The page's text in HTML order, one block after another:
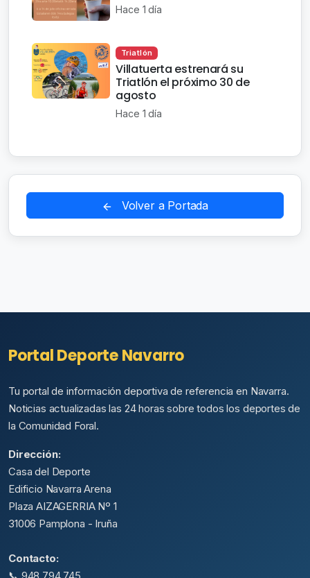
Hace 1 día
Triatlón
Villatuerta estrenará su
Triatlón el próximo 30 de
agosto
Hace 1 día
Volver a Portada
Portal Deporte Navarro
Tu portal de información deportiva de referencia en Navarra.
Noticias actualizadas las 24 horas sobre todos los deportes de
la Comunidad Foral.
Dirección:
Casa del Deporte
Edificio Navarra Arena
Plaza AIZAGERRIA Nº 1
31006 Pamplona - Iruña
Contacto: